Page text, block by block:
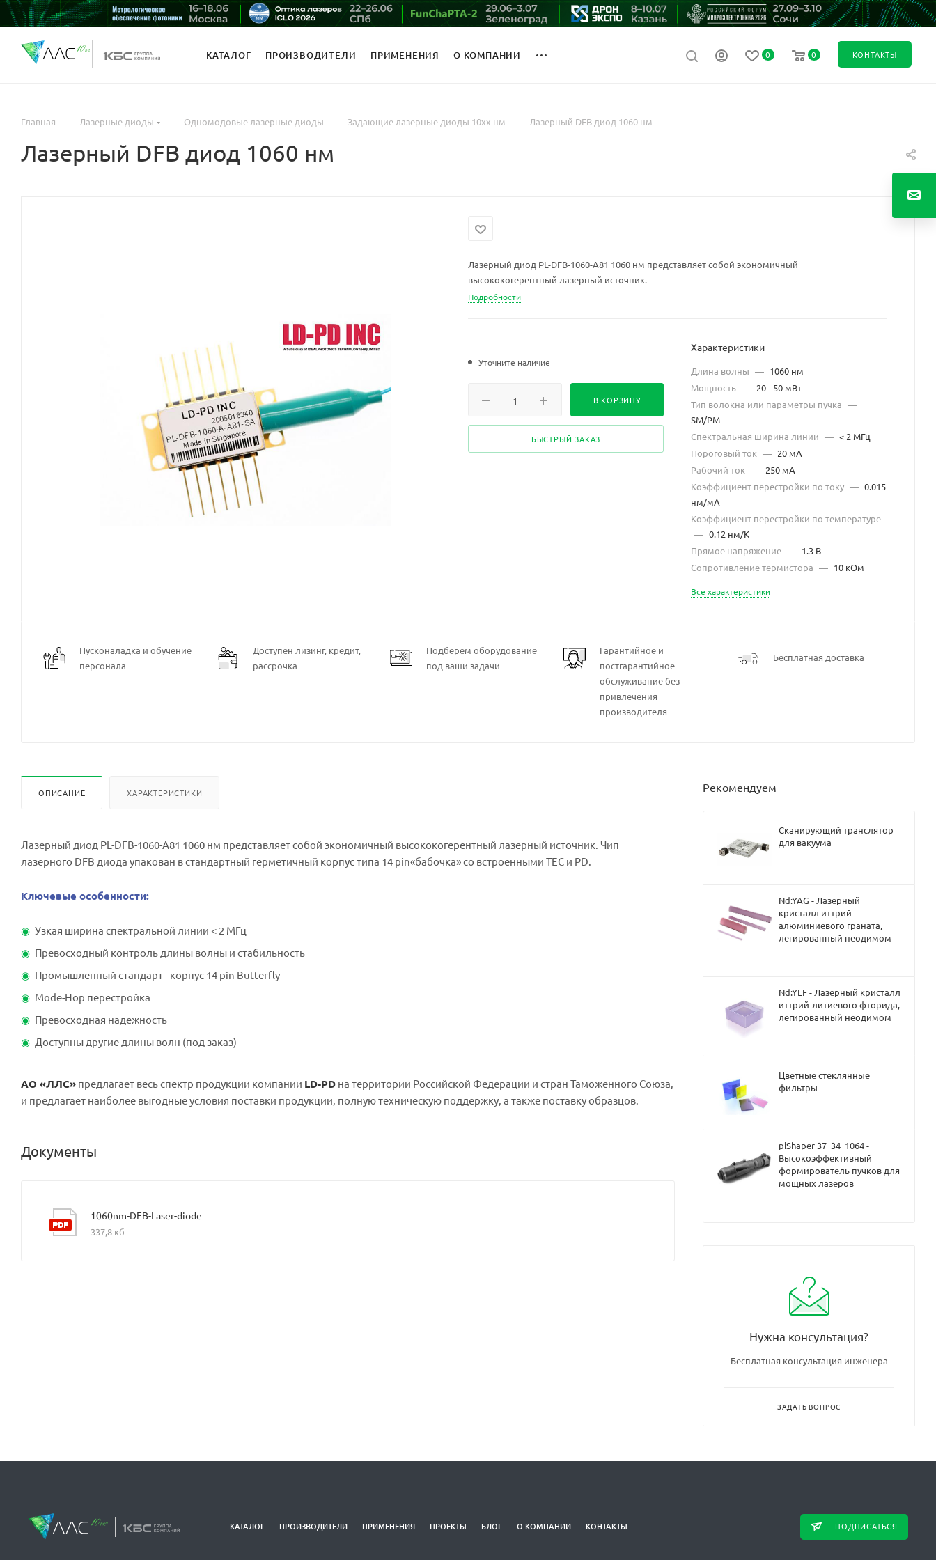
КАТАЛОГ ПРОИЗВОДИТЕЛИ ПРИМЕНЕНИЯ О КОМПАНИИ 0 0 КОНТАКТЫ
Главная — Лазерные диоды — Одномодовые лазерные диоды — Задающие лазерные диоды 10xx нм — Лазерный DFB диод 1060 нм
Лазерный DFB диод 1060 нм
Лазерный диод PL-DFB-1060-A81 1060 нм представляет собой экономичный
высококогерентный лазерный источник.
Подробности
Уточните наличие
В КОРЗИНУ
БЫСТРЫЙ ЗАКАЗ
Характеристики
Длина волны — 1060 нм
Мощность — 20 - 50 мВт
Тип волокна или параметры пучка —
SM/PM
Спектральная ширина линии — < 2 МГц
Пороговый ток — 20 мА
Рабочий ток — 250 мА
Коэффициент перестройки по току — 0.015
нм/мА
Коэффициент перестройки по температуре
— 0.12 нм/К
Прямое напряжение — 1.3 В
Сопротивление термистора — 10 кОм
Все характеристики
Пусконаладка и обучение
персонала
Доступен лизинг, кредит,
рассрочка
Подберем оборудование
под ваши задачи
Гарантийное и
постгарантийное
обслуживание без
привлечения
производителя
Бесплатная доставка
ОПИСАНИЕ ХАРАКТЕРИСТИКИ
Лазерный диод PL-DFB-1060-A81 1060 нм представляет собой экономичный высококогерентный лазерный источник. Чип
лазерного DFB диода упакован в стандартный герметичный корпус типа 14 pin«бабочка» со встроенными TEC и PD.
Ключевые особенности:
Узкая ширина спектральной линии < 2 МГц
Превосходный контроль длины волны и стабильность
Промышленный стандарт - корпус 14 pin Butterfly
Mode-Hop перестройка
Превосходная надежность
Доступны другие длины волн (под заказ)
АО «ЛЛС» предлагает весь спектр продукции компании LD-PD на территории Российской Федерации и стран Таможенного Союза,
и предлагает наиболее выгодные условия поставки продукции, полную техническую поддержку, а также поставку образцов.
Документы
1060nm-DFB-Laser-diode
337,8 кб
Рекомендуем
Сканирующий транслятор
для вакуума
Nd:YAG - Лазерный
кристалл иттрий-
алюминиевого граната,
легированный неодимом
Nd:YLF - Лазерный кристалл
иттрий-литиевого фторида,
легированный неодимом
Цветные стеклянные
фильтры
piShaper 37_34_1064 -
Высокоэффективный
формирователь пучков для
мощных лазеров
Нужна консультация?
Бесплатная консультация инженера
ЗАДАТЬ ВОПРОС
КАТАЛОГ ПРОИЗВОДИТЕЛИ ПРИМЕНЕНИЯ ПРОЕКТЫ БЛОГ О КОМПАНИИ КОНТАКТЫ ПОДПИСАТЬСЯ